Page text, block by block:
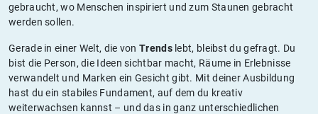
gebraucht, wo Menschen inspiriert und zum Staunen gebracht
werden sollen.
Gerade in einer Welt, die von Trendslebt, bleibst du gefragt. Du
bist die Person, die Ideen sichtbar macht, Räume in Erlebnisse
verwandelt und Marken ein Gesicht gibt. Mit deiner Ausbildung
hast du ein stabiles Fundament, auf dem du kreativ
weiterwachsen kannst – und das in ganz unterschiedlichen